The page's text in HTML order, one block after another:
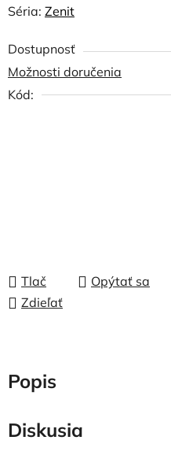
Séria: Zenit
Dostupnosť
Možnosti doručenia
Kód:
Tlač Opýtať sa
Zdieľať
Popis
Diskusia